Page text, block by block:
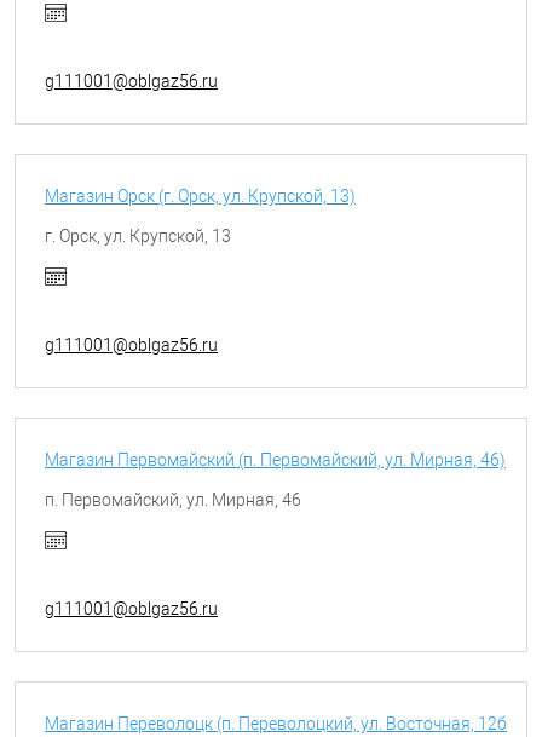
g111001@oblgaz56.ru
Магазин Орск (г. Орск, ул. Крупской, 13)
г. Орск, ул. Крупской, 13
g111001@oblgaz56.ru
Магазин Первомайский (п. Первомайский, ул. Мирная, 46)
п. Первомайский, ул. Мирная, 46
g111001@oblgaz56.ru
Магазин Переволоцк (п. Переволоцкий, ул. Восточная, 12б